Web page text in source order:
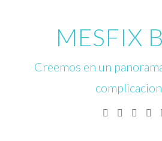
MESFIX
Creemos en un
Facebook
Twitter